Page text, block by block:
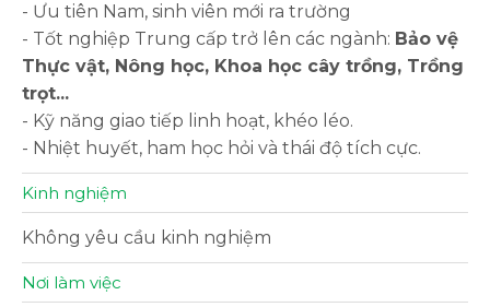
- Ưu tiên Nam, sinh viên mới ra trường
- Tốt nghiệp Trung cấp trở lên các ngành: Bảo vệ
Thực vật, Nông học, Khoa học cây trồng, Trồng
trọt...
- Kỹ năng giao tiếp linh hoạt, khéo léo.
- Nhiệt huyết, ham học hỏi và thái độ tích cực.
Kinh nghiệm
Không yêu cầu kinh nghiệm
Nơi làm việc